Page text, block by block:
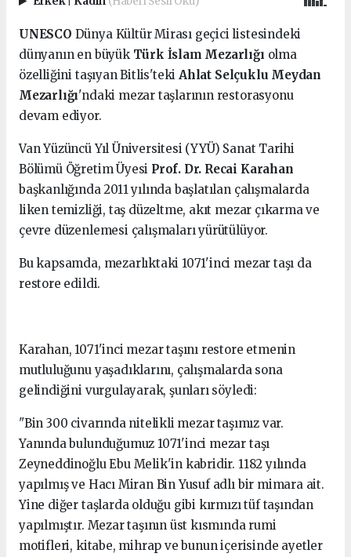
UNESCO Dünya Kültür Mirası geçici listesindeki
dünyanın en büyük Türk İslam Mezarlığı olma
özelliğini taşıyan Bitlis'teki Ahlat Selçuklu Meydan
Mezarlığı'ndaki mezar taşlarının restorasyonu
devam ediyor.
Van Yüzüncü Yıl Üniversitesi (YYÜ) Sanat Tarihi
Bölümü Öğretim Üyesi Prof. Dr. Recai Karahan
başkanlığında 2011 yılında başlatılan çalışmalarda
liken temizliği, taş düzeltme, akıt mezar çıkarma ve
çevre düzenlemesi çalışmaları yürütülüyor.
Bu kapsamda, mezarlıktaki 1071'inci mezar taşı da
restore edildi.
Karahan, 1071'inci mezar taşını restore etmenin
mutluluğunu yaşadıklarını, çalışmalarda sona
gelindiğini vurgulayarak, şunları söyledi:
"Bin 300 civarında nitelikli mezar taşımız var.
Yanında bulunduğumuz 1071'inci mezar taşı
Zeyneddinoğlu Ebu Melik'in kabridir. 1182 yılında
yapılmış ve Hacı Miran Bin Yusuf adlı bir mimara ait.
Yine diğer taşlarda olduğu gibi kırmızı tüf taşından
yapılmıştır. Mezar taşının üst kısmında rumi
motifleri, kitabe, mihrap ve bunun içerisinde ayetler